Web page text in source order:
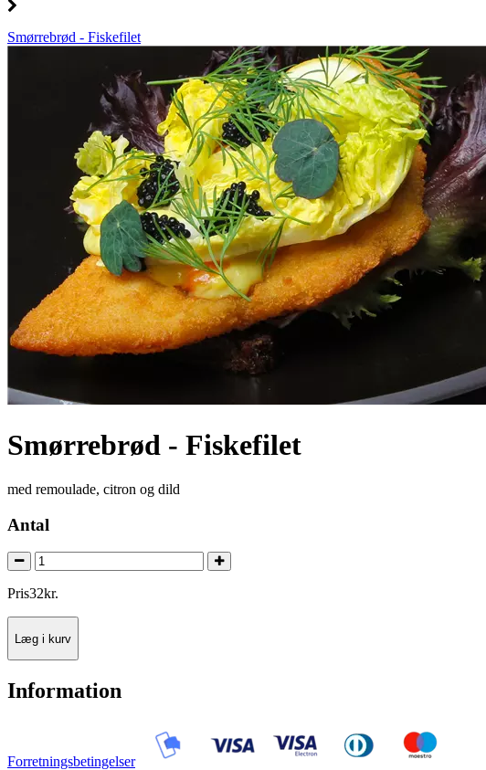
Smørrebrød - Fiskefilet
Smørrebrød - Fiskefilet
med remoulade, citron og dild
Antal
Pris32kr.
Læg i kurv
Information
Forretningsbetingelser